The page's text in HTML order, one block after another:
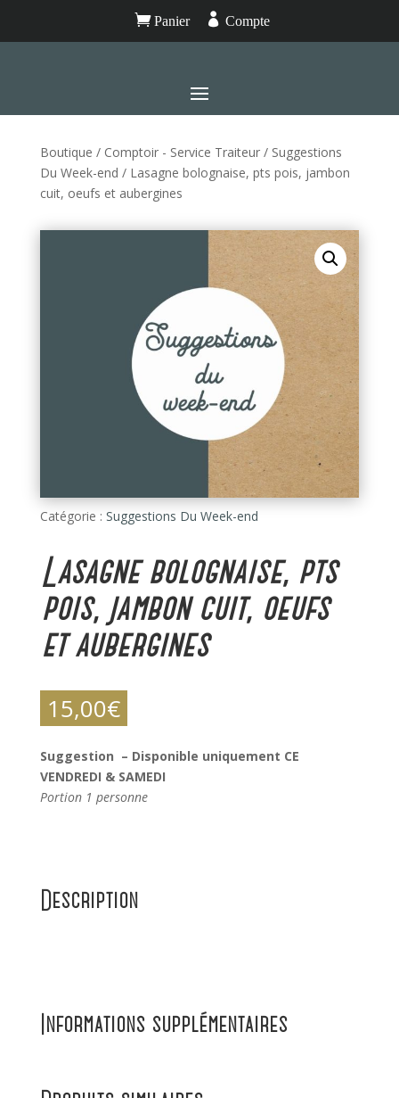
Panier  Compte
Boutique / Comptoir - Service Traiteur/ Suggestions
Du Week-end / Lasagne bolognaise, pts pois, jambon
cuit, oeufs et aubergines
Catégorie : Suggestions Du Week-end
Lasagne bolognaise, pts
pois, jambon cuit, oeufs
et aubergines
15,00€
Suggestion – Disponible uniquement CE
VENDREDI & SAMEDI
Portion 1 personne
Description
Informations supplémentaires